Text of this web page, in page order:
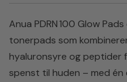
Anua PDRN 100 Glow
tonerpads som
hyaluronsyre og peptider
spenst til huden – med én